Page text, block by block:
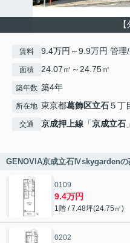
賃料 9.4万円～9.9万円 管理
面積 24.07㎡～24.75㎡
築年数 築4年
所在地 東京都葛飾区立石５丁
交通 京成押上線 「京成立石
GENOVIA京成立石Ⅳskygardenの
0109
9.4万円
1階 / 7.48坪(24.75㎡)
0202